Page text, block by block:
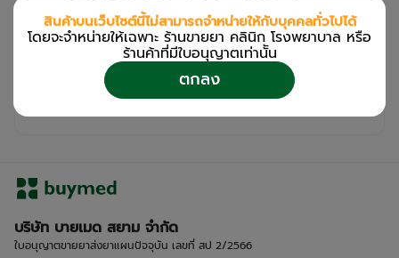
สำหรับลูกค้าเฉพาะร้านขายยา คลินิก และโรง
เข้าสู่ระบบ
ลงทะเบียน
เพื่อดูรายละเอียดเพิ่มเติม
บริษัท บายเมด สยาม จำกัด
ใบอนุญาตขายยาส่งยาแผนปัจจุบัน เลขที่ สป 2/2566
สินค้าบนเว็บไซต์นี้ไม่สามารถจำหน่ายให้กับบุคคลทั่วไปได้
โดยจะจำหน่ายให้เฉพาะ ร้านขายยา คลินิก โรงพยาบาล หรือ
ร้านค้าที่มีใบอนุญาตเท่านััน
ตกลง